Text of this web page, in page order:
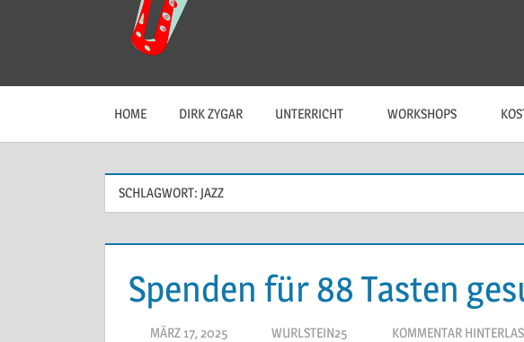
HOME DIRK ZYGAR UNTERRICHT WORKSHOPS
SCHLAGWORT: JAZZ
Spenden für 88 Tasten
MÄRZ 17, 2025 WURLSTEIN25 KOMMENTAR